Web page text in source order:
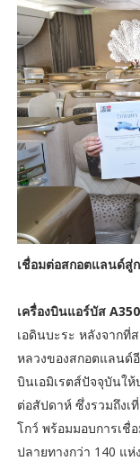
เชื่อมต่อสกอตแลนด์สู่
เครื่องบินแอร์บัส A350
เอดินบะระ หลังจากที่
หลวงของสกอตแลนด์
บินเอมิเรตส์ปัจจุบันใ
ต่อสัปดาห์ ซึ่งรวมถึงเ
โกว์ พร้อมมอบการเชื่
ปลายทางกว่า 140 แ